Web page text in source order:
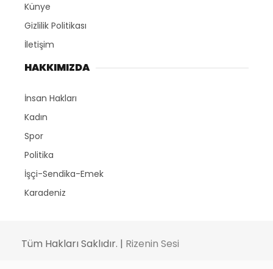
Künye
Gizlilik Politikası
İletişim
HAKKIMIZDA
İnsan Hakları
Kadın
Spor
Politika
İşçi-Sendika-Emek
Karadeniz
Tüm Hakları Saklıdır. | Rizenin Sesi